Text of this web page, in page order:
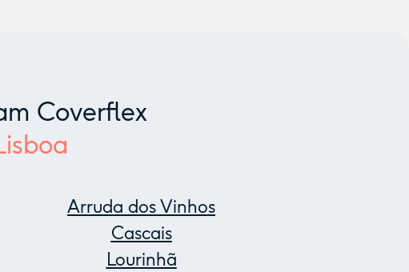
Coverflex
Arruda dos Vinhos
Cascais
Lourinhã